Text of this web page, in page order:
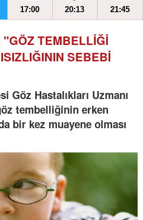
17:00 20:13 21:45
TEMBELLİĞİ
SEBEBİ
Göz Hastalıkları Uzmanı
tembelliğinin erken
bir kez muayene olması